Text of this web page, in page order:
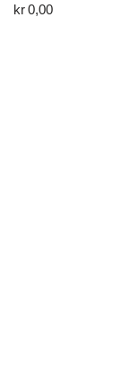
kr0,00